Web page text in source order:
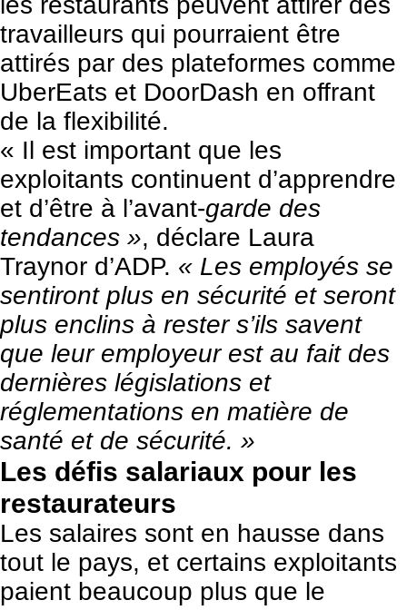
travailleurs qui pourraient être
attirés par des plateformes comme
UberEats et DoorDash en offrant
de la flexibilité.
« Il est important que les
exploitants continuent d’apprendre
et d’être à l’avant-garde des
tendances », déclare Laura
Traynor d’ADP. « Les employés se
sentiront plus en sécurité et seront
plus enclins à rester s’ils savent
que leur employeur est au fait des
dernières législations et
réglementations en matière de
santé et de sécurité. »
Les défis salariaux pour les
restaurateurs
Les salaires sont en hausse dans
tout le pays, et certains exploitants
paient beaucoup plus que le